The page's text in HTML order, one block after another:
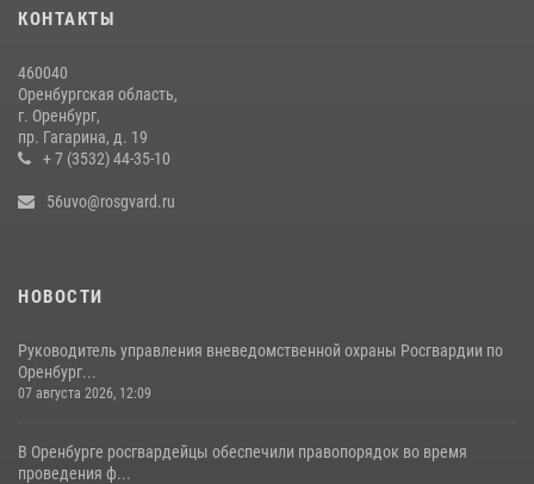
23 июля 2026, 12:07
образовательных учреждений к новому учебному году
24 июля 2026, 09:32
КОНТАКТЫ
460040
Оренбургская область,
г. Оренбург,
пр. Гагарина, д. 19
+ 7 (3532) 44-35-10
56uvo@rosgvard.ru
НОВОСТИ
Руководитель управления вневедомственной охраны Росгвардии по
Оренбург...
07 августа 2026, 12:09
В Оренбурге росгвардейцы обеспечили правопорядок во время
проведения ф...